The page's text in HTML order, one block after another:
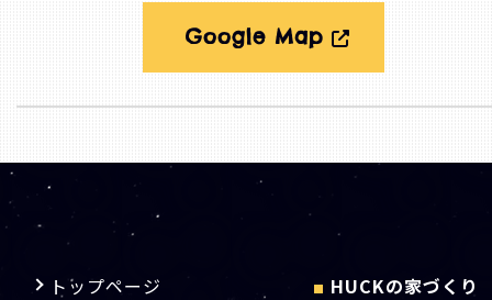
Google Map
トップページ
■ HUCKの家づくり